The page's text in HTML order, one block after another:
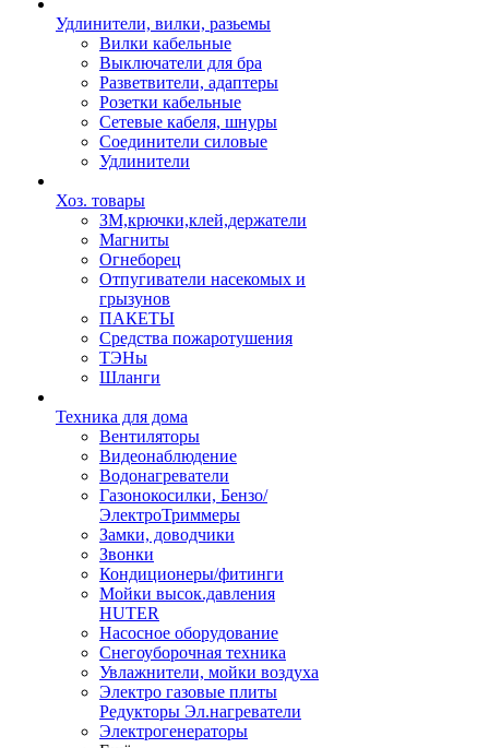
Удлинители, вилки, разьемы
Вилки кабельные
Выключатели для бра
Разветвители, адаптеры
Розетки кабельные
Сетевые кабеля, шнуры
Соединители силовые
Удлинители
Хоз. товары
ЗМ,крючки,клей,держатели
Магниты
Огнеборец
Отпугиватели насекомых и
грызунов
ПАКЕТЫ
Средства пожаротушения
ТЭНы
Шланги
Техника для дома
Вентиляторы
Видеонаблюдение
Водонагреватели
Газонокосилки, Бензо/
ЭлектроТриммеры
Замки, доводчики
Звонки
Кондиционеры/фитинги
Мойки высок.давления
HUTER
Насосное оборудование
Снегоуборочная техника
Увлажнители, мойки воздуха
Электро газовые плиты
Редукторы Эл.нагреватели
Электрогенераторы